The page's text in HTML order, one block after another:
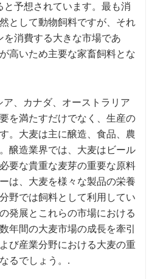
と予想されています。最も消
として動物飼料ですが、それ
を消費する大きな市場であ
高いため主要な家畜飼料とな
、カナダ、オーストラリア
を満たすだけでなく、生産の
。大麦は主に醸造、食品、農
醸造業界では、大麦はビール
要な貴重な麦芽の重要な原料
は、大麦を様々な製品の栄養
野では飼料として利用してい
発展とこれらの市場における
年間の大麦市場の成長を牽引
び産業分野における大麦の重
るでしょう。.